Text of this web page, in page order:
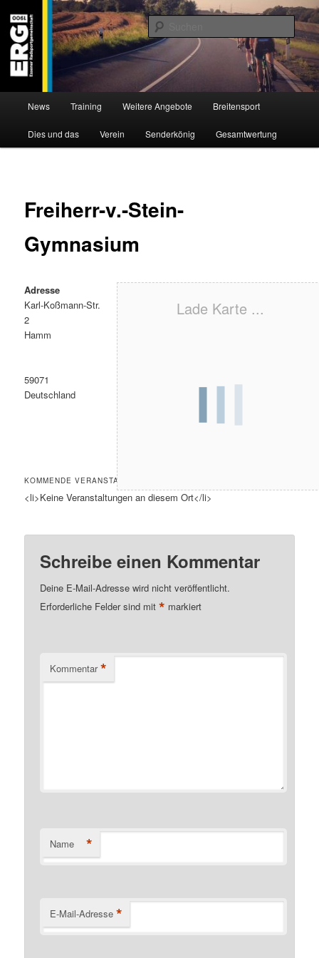
Inhalt
wechseln
ERG 1900 e.V
Willkommen bei der Essener Radsportgemeinschaft
News Training Weitere Angebote Breitensport
Dies und das Verein Senderkönig Gesamtwertung
Freiherr-v.-Stein-
Gymnasium
Lade Karte ...
Adresse
Karl-Koßmann-Str.
2
Hamm
59071
Deutschland
KOMMENDE VERANSTALTUNGEN
<li>Keine Veranstaltungen an diesem Ort</li>
Schreibe einen Kommentar
Deine E-Mail-Adresse wird nicht veröffentlicht.
Erforderliche Felder sind mit* markiert
Kommentar *
Name *
E-Mail-Adresse *